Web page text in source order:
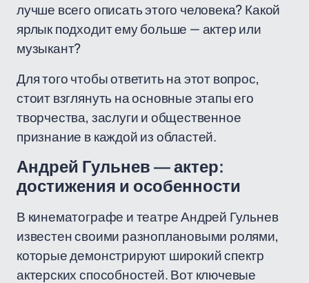
лучше всего описать этого человека? Какой
ярлык подходит ему больше — актер или
музыкант?
Для того чтобы ответить на этот вопрос,
стоит взглянуть на основные этапы его
творчества, заслуги и общественное
признание в каждой из областей.
Андрей Гульнев — актер:
достижения и особенности
В кинематографе и театре Андрей Гульнев
известен своими разноплановыми ролями,
которые демонстрируют широкий спектр
актерских способностей. Вот ключевые